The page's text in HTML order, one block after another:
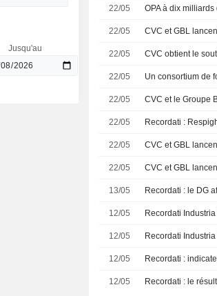
22/05 OPA à dix
22/05
22/05
22/05 Un consortium de
22/05
22/05 Recordati :
22/05
22/05
13/05
12/05
12/05
12/05 Recordati :
12/05
Jusqu'au